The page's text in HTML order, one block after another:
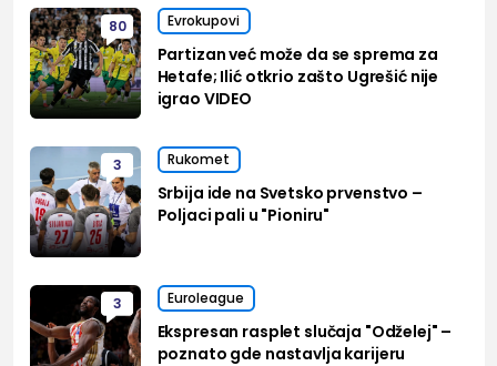
80 Evrokupovi
Partizan već može da se sprema za
Hetafe; Ilić otkrio zašto Ugrešić nije
igrao VIDEO
3 Rukomet
Srbija ide na Svetsko prvenstvo –
Poljaci pali u "Pioniru"
3 Euroleague
Ekspresan rasplet slučaja "Odželej" –
poznato gde nastavlja karijeru